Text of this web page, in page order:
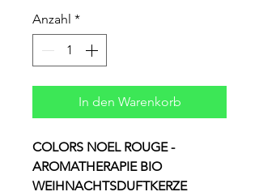
Anzahl *
In den Warenkorb
COLORS NOEL ROUGE -
AROMATHERAPIE BIO
WEIHNACHTSDUFTKERZE